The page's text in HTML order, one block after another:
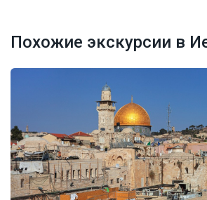
Похожие экскурсии в